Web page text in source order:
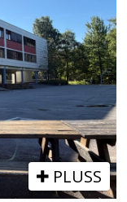
PLUSS